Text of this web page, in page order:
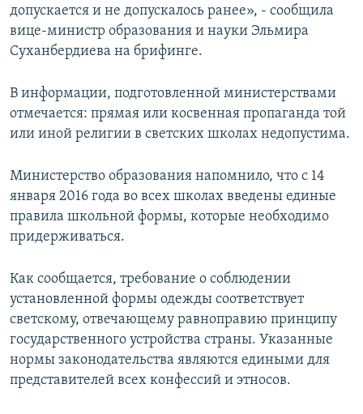
допускается и не допускалось ранее», - сообщила
вице-министр образования и науки Эльмира
Суханбердиева на брифинге.
В информации, подготовленной министерствами
отмечается: прямая или косвенная пропаганда той
или иной религии в светских школах недопустима.
Министерство образования напомнило, что с 14
января 2016 года во всех школах введены единые
правила школьной формы, которые необходимо
придерживаться.
Как сообщается, требование о соблюдении
установленной формы одежды соответствует
светскому, отвечающему равноправию принципу
государственного устройства страны. Указанные
нормы законодательства являются едиными для
представителей всех конфессий и этносов.